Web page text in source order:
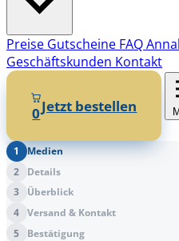
Preise Gutscheine FAQ
Geschäftskunden Kontakt
0Jetzt bestellen
1
Medien
2
Details
3
Überblick
4 Versand & Kontakt
5
Bestätigung